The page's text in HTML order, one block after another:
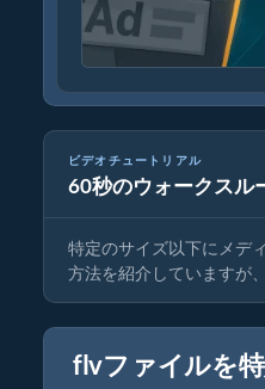
ビデオチュートリアル
60秒のウォークスル
MP4を16MBに縮小する方
特定のサイズ以下にメデ
方法を紹介していますが
flvファイルを